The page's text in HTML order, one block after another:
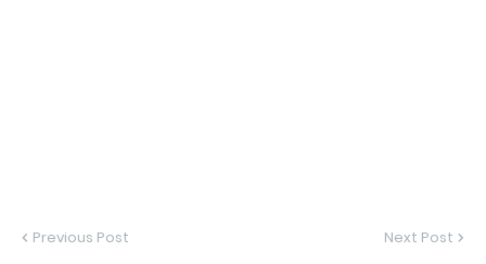
Previous Post Next Post